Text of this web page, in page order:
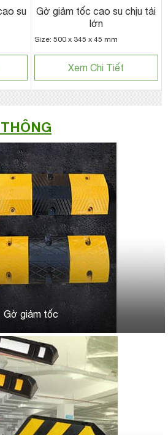
su
Gờ giảm tốc cao su chịu tải
lớn
Size: 500 x 345 x 45 mm
Xem Chi Tiết
Gờ giảm tốc